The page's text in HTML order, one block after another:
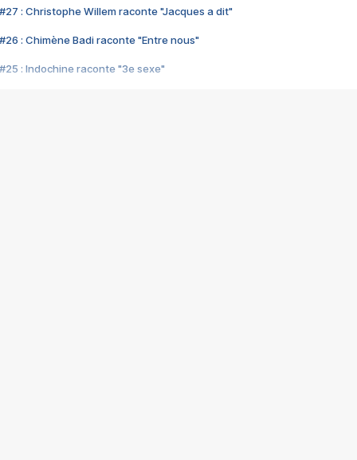
#27 : Christophe Willem raconte "Jacques a dit"
#26 : Chimène Badi raconte "Entre nous"
#25 : Indochine raconte "3e sexe"